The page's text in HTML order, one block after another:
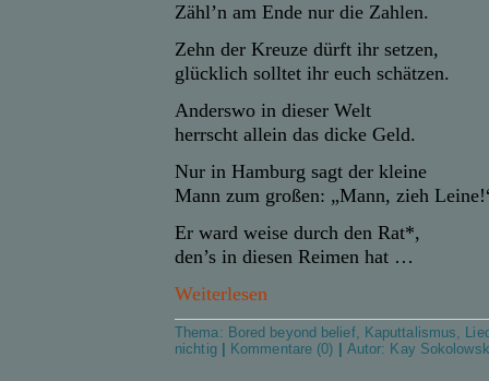
Zähl’n am Ende nur die Zahlen.
Zehn der Kreuze dürft ihr setzen,
glücklich solltet ihr euch schätzen.
Anderswo in dieser Welt
herrscht allein das dicke Geld.
Nur in Hamburg sagt der kleine
Mann zum großen: „Mann, zieh
Er ward weise durch den Rat*,
den’s in diesen Reimen hat …
Weiterlesen
Thema: Bored beyond belief, Kaputtalismus,
nichtig
Kommentare (0) Autor: Kay